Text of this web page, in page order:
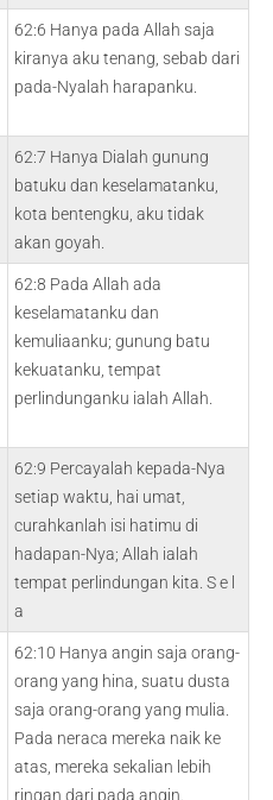
62:6 Hanya pada Allah saja
kiranya aku tenang, sebab dari
pada-Nyalah harapanku.
62:7 Hanya Dialah gunung
batuku dan keselamatanku,
kota bentengku, aku tidak
akan goyah.
62:8 Pada Allah ada
keselamatanku dan
kemuliaanku; gunung batu
kekuatanku, tempat
perlindunganku ialah Allah.
62:9 Percayalah kepada-Nya
setiap waktu, hai umat,
curahkanlah isi hatimu di
hadapan-Nya; Allah ialah
tempat perlindungan kita. S e l
a
62:10 Hanya angin saja orang-
orang yang hina, suatu dusta
saja orang-orang yang mulia.
Pada neraca mereka naik ke
atas, mereka sekalian lebih
ringan dari pada angin.